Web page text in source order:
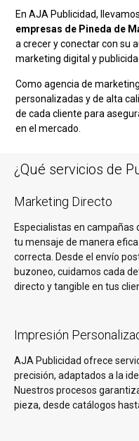
En AJA Publicidad, llevamos
empresas de Pineda de
a crecer y conectar con su
marketing digital y
Como agencia de
personalizadas y de alta
de cada cliente para
en el mercado.
¿Qué servicios de
Marketing Directo
Especialistas en campañas
tu mensaje de manera
correcta. Desde el envío
buzoneo, cuidamos cada
directo y tangible en tus
Impresión
AJA Publicidad ofrece
precisión, adaptados a la
Nuestros procesos
pieza, desde catálogos